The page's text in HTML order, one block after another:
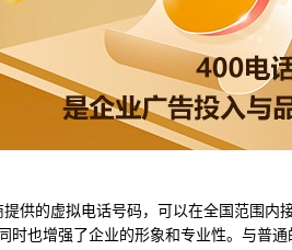
供的虚拟电话号码，可以在全国范围内
时也增强了企业的形象和专业性。与普